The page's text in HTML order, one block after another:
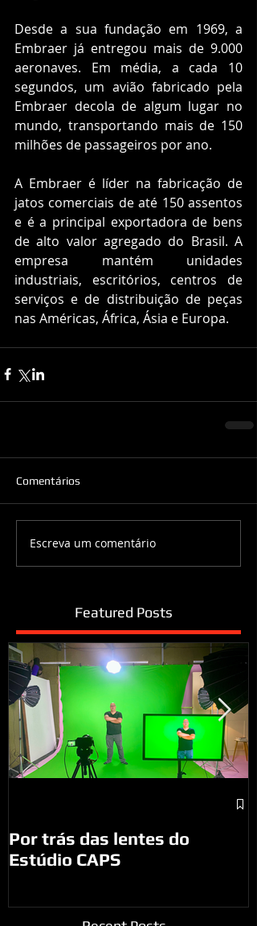
Desde a sua fundação em 1969, a
Embraer já entregou mais de 9.000
aeronaves. Em média, a cada 10
segundos, um avião fabricado pela
Embraer decola de algum lugar no
mundo, transportando mais de 150
milhões de passageiros por ano.
A Embraer é líder na fabricação de
jatos comerciais de até 150 assentos
e é a principal exportadora de bens
de alto valor agregado do Brasil. A
empresa mantém unidades
industriais, escritórios, centros de
serviços e de distribuição de peças
nas Américas, África, Ásia e Europa.
Comentários
Escreva um comentário
Featured Posts
Por trás das lentes do
Estúdio CAPS